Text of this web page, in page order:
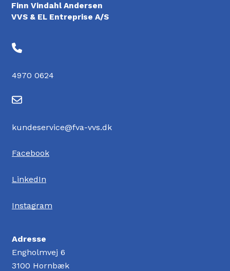
Finn Vindahl Andersen
VVS & EL Entreprise A/S
4970 0624
kundeservice@fva-vvs.dk
Facebook
LinkedIn
Instagram
Adresse
Engholmvej 6
3100 Hornbæk